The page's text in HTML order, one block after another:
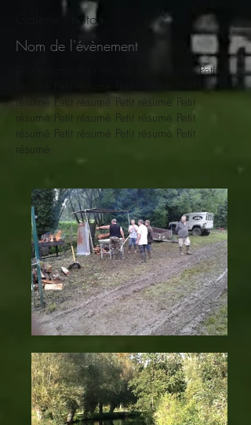
Galerie Photos
Nom de l'évènement
Petit résumé Petit résumé Petit
résumé Petit résumé Petit résumé Petit
résumé Petit résumé Petit résumé Petit
résumé Petit résumé Petit résumé Petit
résumé